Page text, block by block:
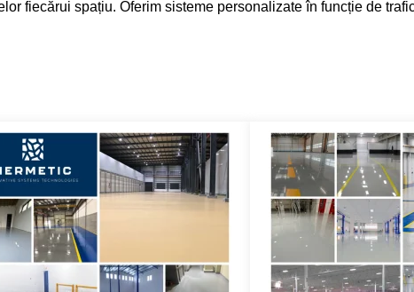
fiecărui spațiu. Oferim sisteme personalizate în funcție de